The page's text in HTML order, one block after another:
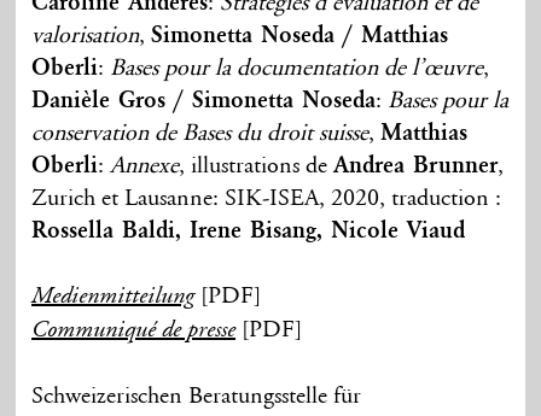
valorisation,Simonetta Noseda / Matthias
Oberli: Bases pour la documentation de l’œuvre,
Danièle Gros / Simonetta Noseda: Bases pour la
conservation de Bases du droit suisse,Matthias
Oberli:Annexe, illustrations deAndrea Brunner,
Zurich et Lausanne: SIK-ISEA, 2020, traduction :
Rossella Baldi, Irene Bisang, Nicole Viaud
Medienmitteilung[PDF]
Communiqué de presse[PDF]
Schweizerischen Beratungsstelle für